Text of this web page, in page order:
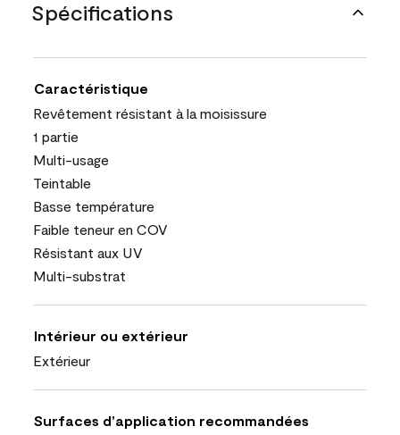
Spécifications
Caractéristique
Revêtement résistant à la moisissure
1 partie
Multi-usage
Teintable
Basse température
Faible teneur en COV
Résistant aux UV
Multi-substrat
Intérieur ou extérieur
Extérieur
Surfaces d’application recommandées